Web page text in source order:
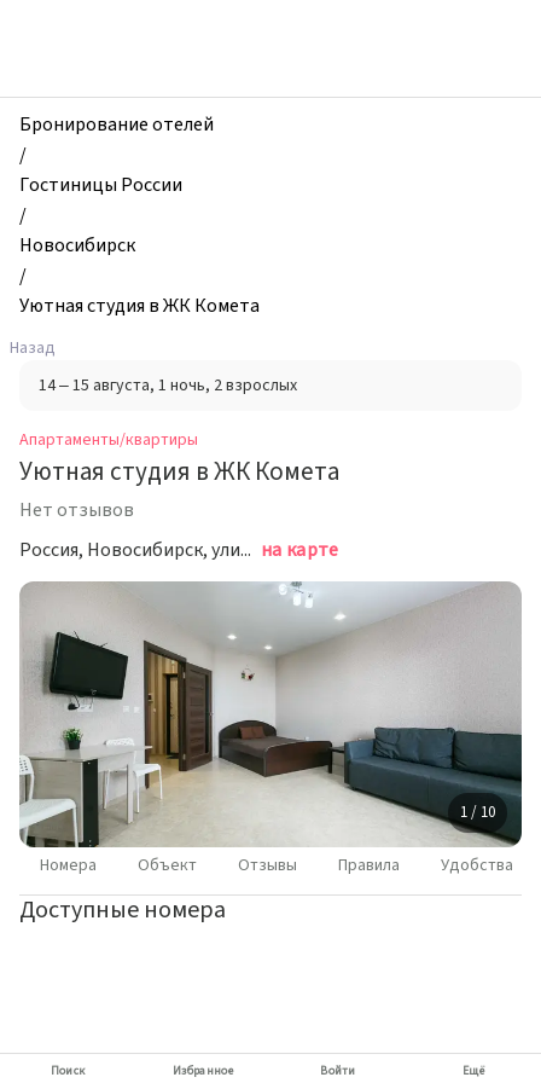
и
квартиры,
Уютная
студия
в
ЖК
Комета,
Новосибирск,
Россия
Бронирование отелей
/
Гостиницы России
/
Новосибирск
/
Уютная студия в ЖК Комета
Назад
14 – 15 августа, 1 ночь, 2 взрослых
Апартаменты/квартиры
Уютная студия в ЖК Комета
Нет отзывов
Россия, Новосибирск, улица Немировича-Данченко, 144/1 на карте
1 / 10
Номера Объект Отзывы Правила Удобства
Доступные номера
Поиск Избранное Войти Ещё